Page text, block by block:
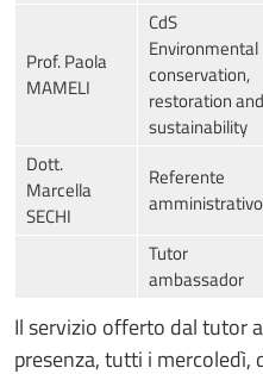
Prof. Paola
MAMELI
CdS
Environmental
conservation,
restoration and
sustainability
Dott.
Marcella
SECHI
Referente
amministrativo
Tutor
ambassador
Il servizio offerto dal tutor
presenza, tutti i mercoledì,